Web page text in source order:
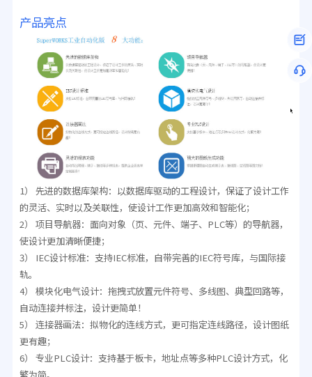
产品亮点
1） 先进的数据库架构：以数据库驱动的工程设计，保证了设计工作
的灵活、实时以及关联性，使设计工作更加高效和智能化；
2） 项目导航器：面向对象（页、元件、端子、PLC等）的导航器，
使设计更加清晰便捷；
3） IEC设计标准：支持IEC标准，自带完善的IEC符号库，与国际接
轨。
4） 模块化电气设计：拖拽式放置元件符号、多线图、典型回路等，
自动连接并标注，设计更简单！
5） 连接器画法：拟物化的连线方式，更可指定连线路径，设计图纸
更有趣；
6） 专业PLC设计：支持基于板卡，地址点等多种PLC设计方式，化